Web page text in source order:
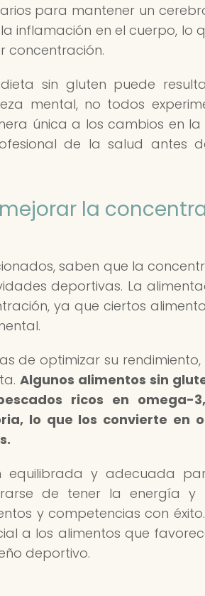
para mantener un
inflamación en el cuerpo, lo
concentración.
sin gluten puede
mental, no todos
única a los cambios en
de la salud antes
la
saben que la
deportivas. La
ya que ciertos
de optimizar su
Algunos alimentos sin
ricos en omega-
lo que los convierte en
equilibrada y adecuada
de tener la energía
y competencias con
a los alimentos que
deportivo.